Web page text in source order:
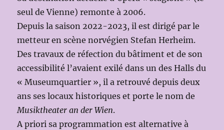
seul de Vienne) remonte à 2006.
Depuis la saison 2022-2023, il est dirigé par le
metteur en scène norvégien Stefan Herheim.
Des travaux de réfection du bâtiment et de son
accessibilité l’avaient exilé dans un des Halls du
« Museumquartier », il a retrouvé depuis deux
ans ses locaux historiques et porte le nom de
Musiktheater an der Wien.
A priori sa programmation est alternative à